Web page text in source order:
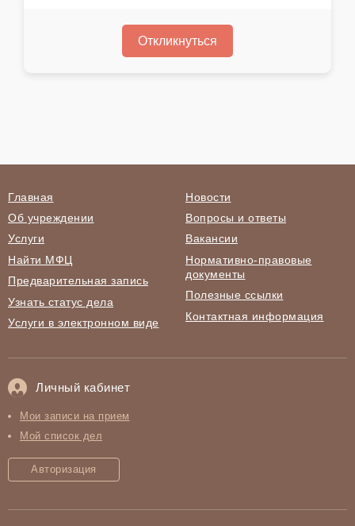
Откликнуться
Главная
Об учреждении
Услуги
Найти МФЦ
Предварительная запись
Узнать статус дела
Услуги в электронном виде
Новости
Вопросы и ответы
Вакансии
Нормативно-правовые
документы
Полезные ссылки
Контактная информация
Личный кабинет
Мои записи на прием
Мой список дел
Авторизация